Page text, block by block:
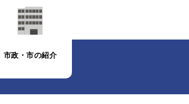
市政・市の紹介